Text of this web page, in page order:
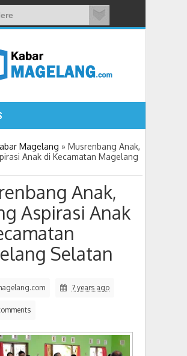
Wonogiri Kajoran Datangi Kejari
Magelang » Musrenbang Anak,
Anak di Kecamatan Magelang
Anak,
Aspirasi Anak
Selatan
7 years ago